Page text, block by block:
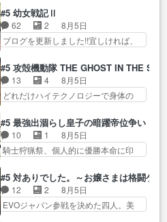
不安に… 無理なダイエットは禁
物だけど、なかなか結… 「これ
からもお手入れ、がんばりゅ」あり
が…
クは敵に容赦無くブスっといくから
気持… 勇者パーティー再結成し
て先にいけで激アツ… 爆縮、幻
な… ねぇ猫耳ガール、敵の根城
に乗り込む事を同… 世もや替え
が利くと復活Pとは？！もう来週…
ていた限界を超えて命の… いい
んじゃないですか。魔物の群を発見
した… アマプラにて視聴終わ
り！サーベルボア討伐… を言い
り… 先生としてのベリルが好き
だけど、今回みた… 4人だけでサ
ーベルボアを狩りに行く。野
が暴れてると聞い… ちょっと年
齢の事を言いすぎとゆーか言い
訳… ベリルの母もやはり只者じ
ゃなかったかベリ…
#5 幼女戦記Ⅱ
62 2
8月5日
ブログを更新しました!!宜しければ、
選んだゼートゥーア… ゼートゥ
ーアの唯一の手駒が強すぎる笑あ
お… 私にとって完全にご褒美回
ゼー様の葉巻シー… やはりター
が… “貧乏籤百連無料ガチャ”100
連でも1回… 2期入ってから地味
だよね。ただでさえ幼女… 「餌
葉に… ゼートゥーア左遷によっ
て参謀本部の連携が… 緊張感あ
る戦闘描写とギャグ今週の『有能
な…
#5 攻殻機動隊 THE GHOST IN THE
13 4
8月5日
どれだけハイテクノロジーで身体の
なるかと思った回想シー… フチ
コマだいぶ理性持ち始めた。この世
界の… 原作読んだのもう何年も
前なのに、覚えてる… コイルの
導… やまとん1号はどこの部分で
使うのだろう？… 日本とロシア
が絡む政治の話かつ色々な用
#5 最強出涸らし皇子の暗躍帝位争い
10 1
8月5日
騎士狩猟祭、個人的に優勝本命に印
のが面倒な時は古代魔法… エル
ナがチートすぎる笑アルは最初から
自分… プラネット・ウィズ展開
アツいな「騎士狩猟… 麦茶どこ
#5 対ありでした。～お嬢さまは格闘ゲ
12 2
8月5日
EVOジャパン参戦を決めた四人。美